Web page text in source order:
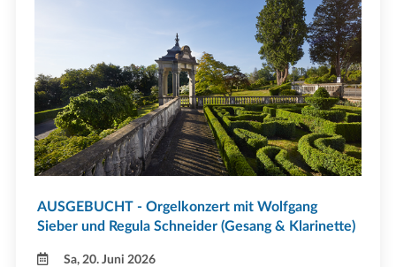
AUSGEBUCHT - Orgelkonzert mit Wolfgang
Sieber und Regula Schneider (Gesang & Klarinette)
Sa, 20. Juni 2026